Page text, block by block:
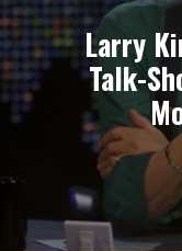
Larry
Talk-